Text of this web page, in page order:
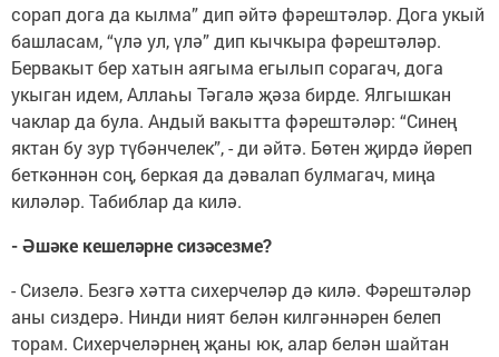
сорап дога да кылма” дип әйтә фәрештәләр. Дога укый
башласам, “үлә ул, үлә” дип кычкыра фәрештәләр.
Бервакыт бер хатын аягыма егылып сорагач, дога
укыган идем, Аллаһы Тәгалә җәза бирде. Ялгышкан
чаклар да була. Андый вакытта фәрештәләр: “Синең
яктан бу зур түбәнчелек”, - ди әйтә. Бөтен җирдә йөреп
беткәннән соң, беркая да дәвалап булмагач, миңа
киләләр. Табиблар да килә.
- Әшәке кешеләрне сизәсезме?
- Сизелә. Безгә хәтта сихерчеләр дә килә. Фәрештәләр
аны сиздерә. Нинди ният белән килгәннәрен белеп
торам. Сихерчеләрнең җаны юк, алар белән шайтан